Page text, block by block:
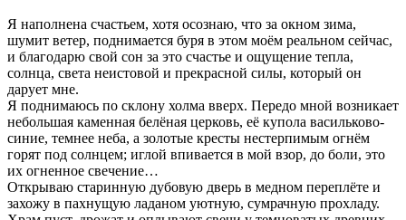
Я наполнена счастьем, хотя осознаю, что за окном зима,
шумит ветер, поднимается буря в этом моём реальном сейчас,
и благодарю свой сон за это счастье и ощущение тепла,
солнца, света неистовой и прекрасной силы, который он
дарует мне.
Я поднимаюсь по склону холма вверх. Передо мной возникает
небольшая каменная белёная церковь, её купола васильково-
синие, темнее неба, а золотые кресты нестерпимым огнём
горят под солнцем; иглой впивается в мой взор, до боли, это
их огненное свечение…
Открываю старинную дубовую дверь в медном переплёте и
захожу в пахнущую ладаном уютную, сумрачную прохладу.